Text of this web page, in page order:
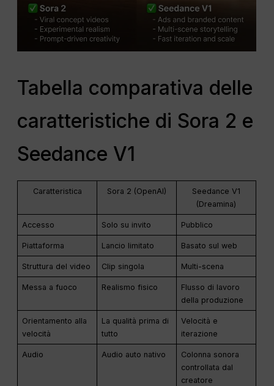
Tabella comparativa delle
caratteristiche di Sora 2 e
Seedance V1
Caratteristica Sora 2 (OpenAI)
Seedance V1
(Dreamina)
Accesso Solo su invito Pubblico
Piattaforma Lancio limitato Basato sul web
Struttura del video Clip singola Multi-scena
Messa a fuoco Realismo fisico
Flusso di lavoro
della produzione
Orientamento alla
velocità
La qualità prima di
tutto
Velocità e
iterazione
Audio Audio auto nativo
Colonna sonora
controllata dal
creatore